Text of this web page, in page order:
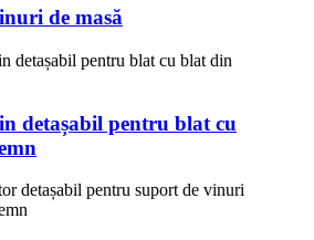
de masă
detașabil pentru blat cu